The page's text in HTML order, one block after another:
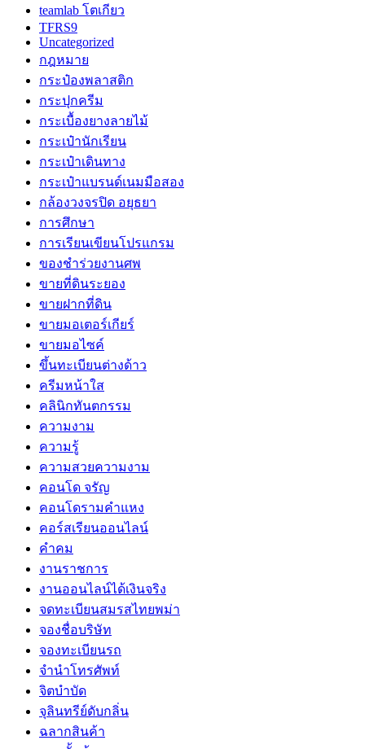
teamlab โตเกียว
TFRS9
Uncategorized
กฎหมาย
กระป๋องพลาสติก
กระปุกครีม
กระเบื้องยางลายไม้
กระเป๋านักเรียน
กระเป๋าเดินทาง
กระเป๋าแบรนด์เนมมือสอง
กล้องวงจรปิด อยุธยา
การศึกษา
การเรียนเขียนโปรแกรม
ของชำร่วยงานศพ
ขายที่ดินระยอง
ขายฝากที่ดิน
ขายมอเตอร์เกียร์
ขายมอไซค์
ขึ้นทะเบียนต่างด้าว
ครีมหน้าใส
คลินิกทันตกรรม
ความงาม
ความรู้
ความสวยความงาม
คอนโด จรัญ
คอนโดรามคำแหง
คอร์สเรียนออนไลน์
คำคม
งานราชการ
งานออนไลน์ได้เงินจริง
จดทะเบียนสมรสไทยพม่า
จองชื่อบริษัท
จองทะเบียนรถ
จำนำโทรศัพท์
จิตบำบัด
จุลินทรีย์ดับกลิ่น
ฉลากสินค้า